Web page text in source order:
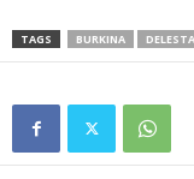
TAGS BURKINA